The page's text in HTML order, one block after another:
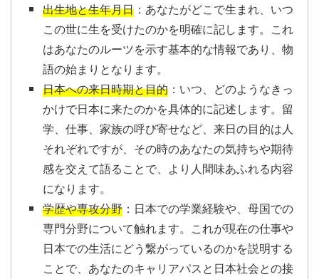
出生地と生年月日 ：あなたがどこで生まれ、いつ
この世に生を受けたのかを明確に記します。これ
はあなたのルーツを示す基本的な情報であり、物
語の始まりとなります。
日本への来日時期と目的 ：いつ、どのようなきっ
かけで日本に来たのかを具体的に記述します。留
学、仕事、家族の呼び寄せなど、来日の目的は人
それぞれですが、その時のあなたの気持ちや期待
感を交えて語ることで、より人間味あふれる内容
になります。
学歴や専攻分野 ：日本での学業経験や、母国での
専門分野について触れます。これが現在の仕事や
日本での生活にどう繋がっているのかを説明する
ことで、あなたのキャリアパスと日本社会との接